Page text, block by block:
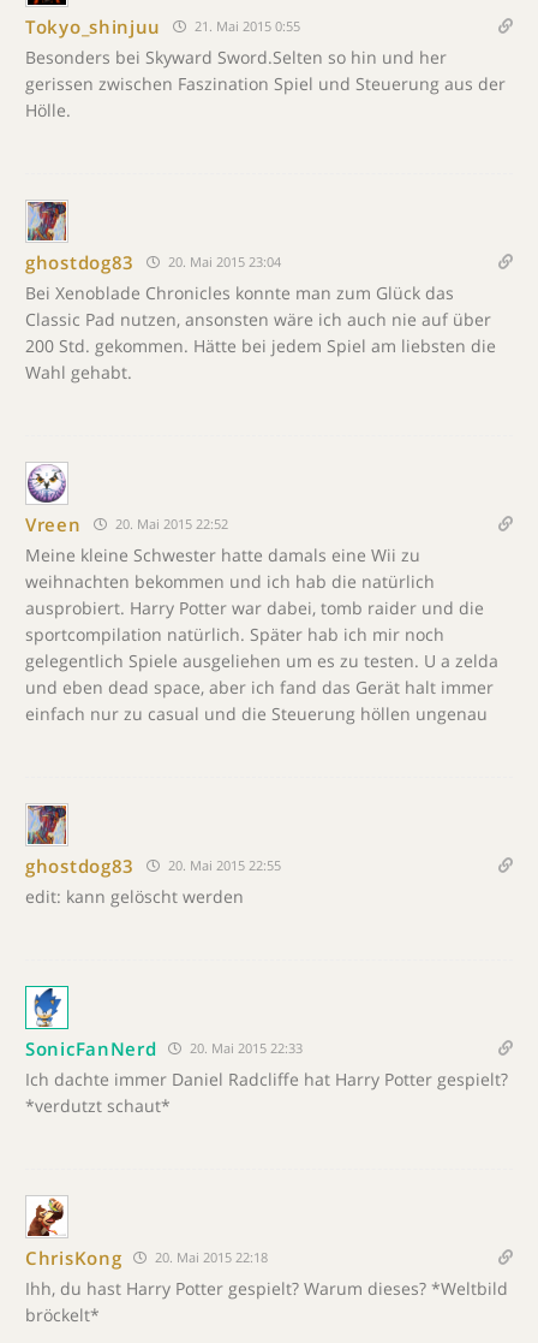
Tokyo_shinjuu 21. Mai 2015 0:55
Besonders bei Skyward Sword.Selten so hin und her
gerissen zwischen Faszination Spiel und Steuerung aus der
Hölle.
ghostdog83 20. Mai 2015 23:04
Bei Xenoblade Chronicles konnte man zum Glück das
Classic Pad nutzen, ansonsten wäre ich auch nie auf über
200 Std. gekommen. Hätte bei jedem Spiel am liebsten die
Wahl gehabt.
Vreen 20. Mai 2015 22:52
Meine kleine Schwester hatte damals eine Wii zu
weihnachten bekommen und ich hab die natürlich
ausprobiert. Harry Potter war dabei, tomb raider und die
sportcompilation natürlich. Später hab ich mir noch
gelegentlich Spiele ausgeliehen um es zu testen. U a zelda
und eben dead space, aber ich fand das Gerät halt immer
einfach nur zu casual und die Steuerung höllen ungenau
ghostdog83 20. Mai 2015 22:55
edit: kann gelöscht werden
SonicFanNerd 20. Mai 2015 22:33
Ich dachte immer Daniel Radcliffe hat Harry Potter gespielt?
*verdutzt schaut*
ChrisKong 20. Mai 2015 22:18
Ihh, du hast Harry Potter gespielt? Warum dieses? *Weltbild
bröckelt*